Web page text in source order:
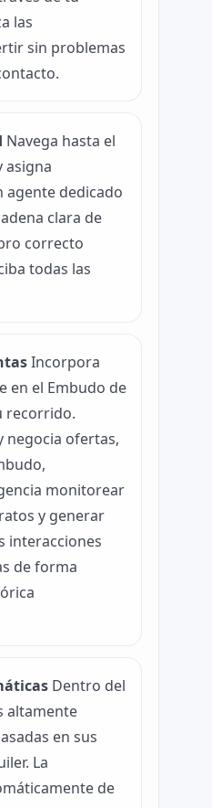
las
sin problemas
Navega hasta el
asigna
agente dedicado
clara de
correcto
todas las
Incorpora
en el Embudo de
recorrido.
negocia ofertas,
monitorear
y generar
interacciones
de forma
Dentro del
altamente
en sus
La
de